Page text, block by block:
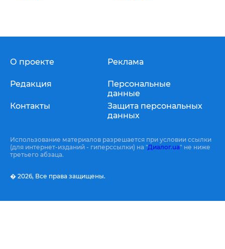
О проекте
Редакция
Контакты
Реклама
Персональные
данные
Защита персональных
данных
Использование материалов разрешается при условии ссылки
(для интернет-изданий - гиперссылки) на "Диалог.ua" не ниже
третьего абзаца.
� 2026, Все права защищены.